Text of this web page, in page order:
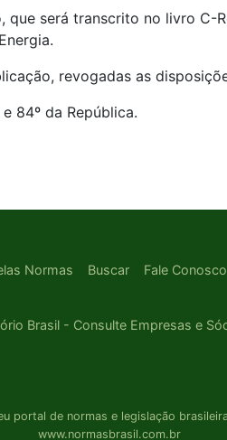
será transcrito no livro C-
revogadas as
84º da República.
Normas Buscar Fale Conosco
Brasil - Consulte Empresas e
portal de normas e legislação
www.normasbrasil.com.br